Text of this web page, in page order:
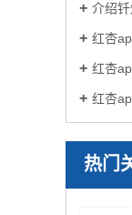
介绍钎
红杏
红杏
红杏app
热门